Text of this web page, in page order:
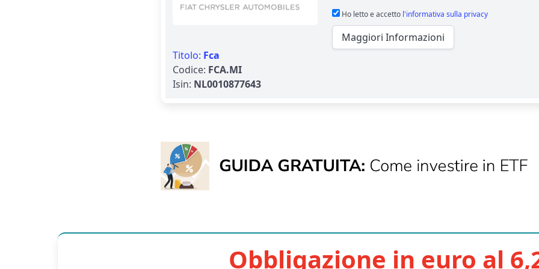
Titolo: Fca
Codice: FCA.MI
Isin: NL0010877643
Ho letto e accetto l'informativa sulla privacy
Maggiori Informazioni
Obbligazione in euro al